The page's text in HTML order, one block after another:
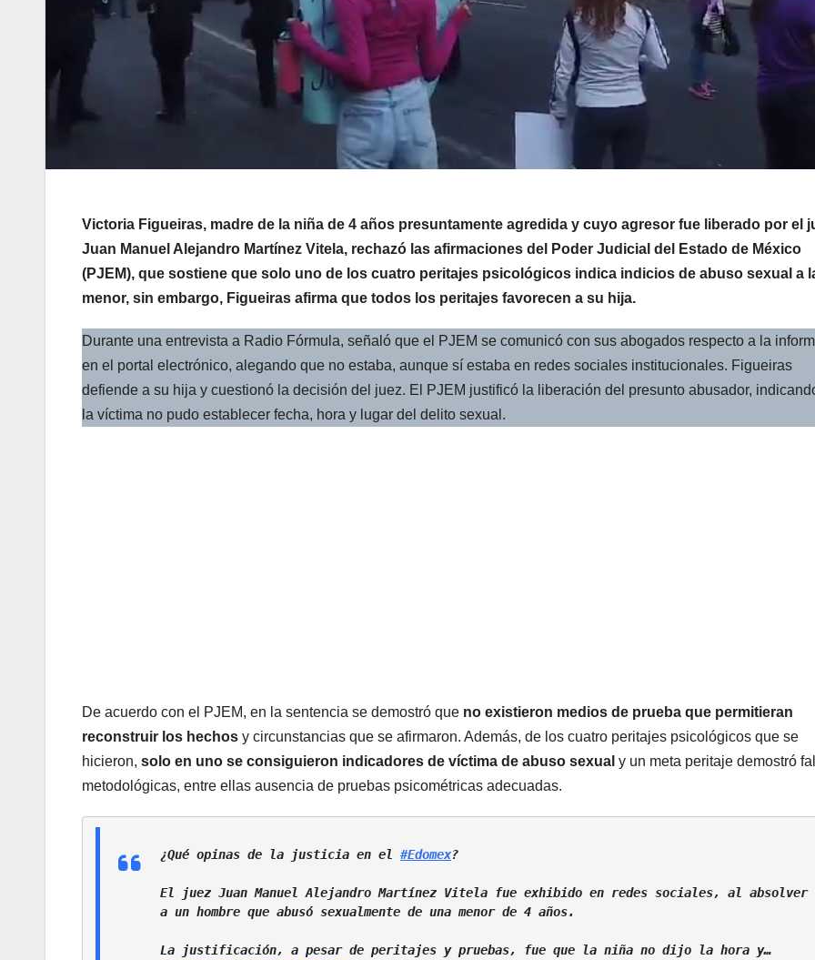
Victoria Figueiras, madre de la niña de 4 años presuntamente agredida y cuyo agresor fue liberado por el
Juan Manuel Alejandro Martínez Vitela, rechazó las afirmaciones del Poder Judicial del Estado de México
(PJEM), que sostiene que solo uno de los cuatro peritajes psicológicos indica indicios de abuso sexual a
menor, sin embargo, Figueiras afirma que todos los peritajes favorecen a su hija.
Durante una entrevista a Radio Fórmula, señaló que el PJEM se comunicó con sus abogados respecto a la
en el portal electrónico, alegando que no estaba, aunque sí estaba en redes sociales institucionales. Figueiras
defiende a su hija y cuestionó la decisión del juez. El PJEM justificó la liberación del presunto abusador,
la víctima no pudo establecer fecha, hora y lugar del delito sexual.
De acuerdo con el PJEM, en la sentencia se demostró que no existieron medios de prueba que permitieran
reconstruir los hechos y circunstancias que se afirmaron. Además, de los cuatro peritajes psicológicos que se
hicieron, solo en uno se consiguieron indicadores de víctima de abuso sexual y un meta peritaje demostró
metodológicas, entre ellas ausencia de pruebas psicométricas adecuadas.
¿Qué opinas de la justicia en el #Edomex?
El juez Juan Manuel Alejandro Martínez Vitela fue exhibido en redes sociales, al absolver
a un hombre que abusó sexualmente de una menor de 4 años.